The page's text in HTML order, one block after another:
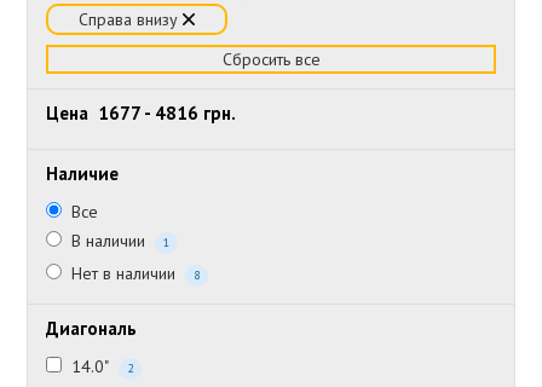
Справа внизу
Сбросить все
Цена 1677 - 4816 грн.
Наличие
Все
В наличии
1
Нет в наличии 8
Диагональ
14.0" 2